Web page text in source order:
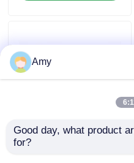
뉴스
에어 압축기 웨스팅하
Amy
Good day, what product
for?